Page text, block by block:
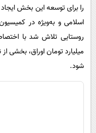
را برای توسعه این بخش
اسلامی و به‌ویژه در
میلیارد تومان اوراق، بخشی
شود.